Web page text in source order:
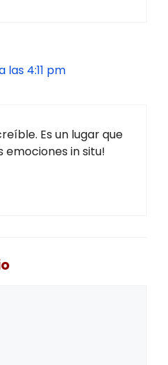
las 4:11 pm
Es un lugar que
in situ!